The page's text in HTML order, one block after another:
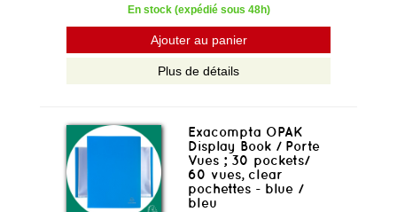
En stock (expédié sous 48h)
Ajouter au panier
Plus de détails
Exacompta OPAK
Display Book / Porte
Vues ; 30 pockets/
60 vues, clear
pochettes - blue /
bleu